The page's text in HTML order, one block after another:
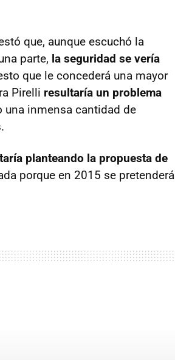
que, aunque escuchó la
parte, la seguridad se vería
que le concederá una mayor
Pirelli resultaría un problema
una inmensa cantidad de
planteando la propuesta de
porque en 2015 se pretenderá